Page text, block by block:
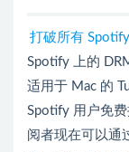
打破所有
Spotify 上的
适用于 Mac 的
Spotify 用户免
阅者现在可以通